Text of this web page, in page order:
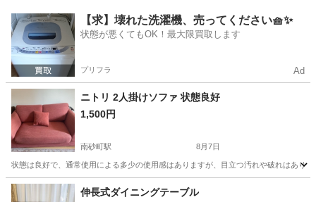
東京 江東区 南砂町駅 椅子 ニトリ
【求】壊れた洗濯機、売ってください🧺✨
状態が悪くてもOK！最大限買取します
プリフラ Ad
ニトリ 2人掛けソファ 状態良好
1,500円
南砂町駅 8月7日
状態は良好で、通常使用による多少の使用感はありますが、目立つ汚れや破れはあり
東京 江東区 南砂町駅 ソファ ニトリ
伸長式ダイニングテーブル